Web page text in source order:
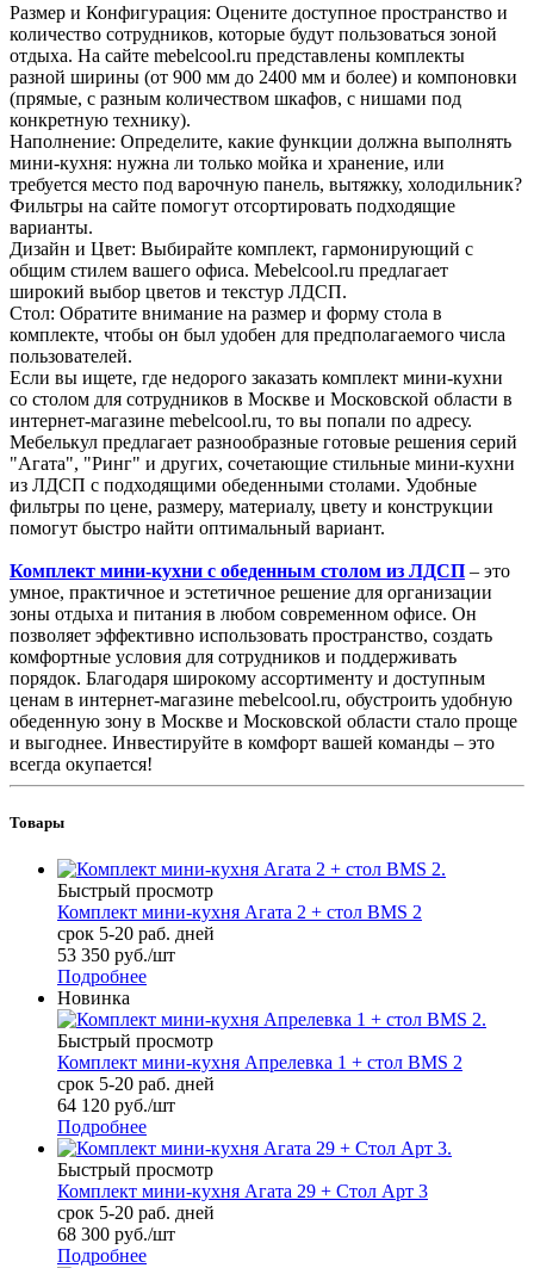
Размер и Конфигурация: Оцените доступное пространство и
количество сотрудников, которые будут пользоваться зоной
отдыха. На сайте mebelcool.ru представлены комплекты
разной ширины (от 900 мм до 2400 мм и более) и компоновки
(прямые, с разным количеством шкафов, с нишами под
конкретную технику).
Наполнение: Определите, какие функции должна выполнять
мини-кухня: нужна ли только мойка и хранение, или
требуется место под варочную панель, вытяжку, холодильник?
Фильтры на сайте помогут отсортировать подходящие
варианты.
Дизайн и Цвет: Выбирайте комплект, гармонирующий с
общим стилем вашего офиса. Mebelcool.ru предлагает
широкий выбор цветов и текстур ЛДСП.
Стол: Обратите внимание на размер и форму стола в
комплекте, чтобы он был удобен для предполагаемого числа
пользователей.
Если вы ищете, где недорого заказать комплект мини-кухни
со столом для сотрудников в Москве и Московской области в
интернет-магазине mebelcool.ru, то вы попали по адресу.
Мебелькул предлагает разнообразные готовые решения серий
"Агата", "Ринг" и других, сочетающие стильные мини-кухни
из ЛДСП с подходящими обеденными столами. Удобные
фильтры по цене, размеру, материалу, цвету и конструкции
помогут быстро найти оптимальный вариант.
Комплект мини-кухни с обеденным столом из ЛДСП – это
умное, практичное и эстетичное решение для организации
зоны отдыха и питания в любом современном офисе. Он
позволяет эффективно использовать пространство, создать
комфортные условия для сотрудников и поддерживать
порядок. Благодаря широкому ассортименту и доступным
ценам в интернет-магазине mebelcool.ru, обустроить удобную
обеденную зону в Москве и Московской области стало проще
и выгоднее. Инвестируйте в комфорт вашей команды – это
всегда окупается!
Товары
Быстрый просмотр
Комплект мини-кухня Агата 2 + стол BMS 2
срок 5-20 раб. дней
53 350 руб./шт
Подробнее
Новинка
Быстрый просмотр
Комплект мини-кухня Апрелевка 1 + стол BMS 2
срок 5-20 раб. дней
64 120 руб./шт
Подробнее
Быстрый просмотр
Комплект мини-кухня Агата 29 + Стол Арт 3
срок 5-20 раб. дней
68 300 руб./шт
Подробнее